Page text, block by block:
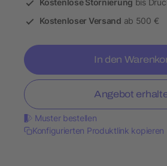
Kostenlose Stornierung bis
Kostenloser Versand ab 500 €
In den
Angebot
Muster bestellen
Konfigurierten Produktlink kopieren